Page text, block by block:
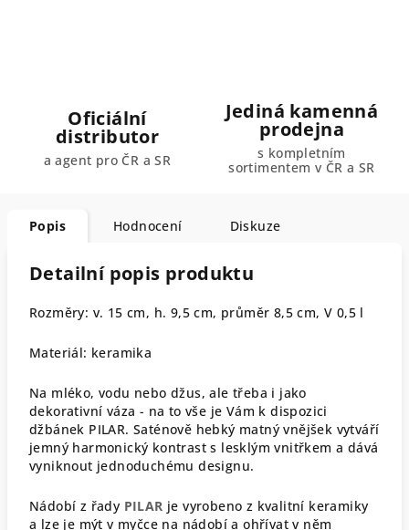
Oficiální
distributor
a agent pro ČR a SR
Jediná kamenná
prodejna
s kompletním
sortimentem v ČR a SR
Popis Hodnocení Diskuze
Detailní popis produktu
Rozměry: v. 15 cm, h. 9,5 cm, průměr 8,5 cm, V 0,5 l
Materiál: keramika
Na mléko, vodu nebo džus, ale třeba i jako
dekorativní váza - na to vše je Vám k dispozici
džbánek PILAR. Saténově hebký matný vnějšek vytváří
jemný harmonický kontrast s lesklým vnitřkem a dává
vyniknout jednoduchému designu.
Nádobí z řady PILAR je vyrobeno z kvalitní keramiky
a lze je mýt v myčce na nádobí a ohřívat v něm